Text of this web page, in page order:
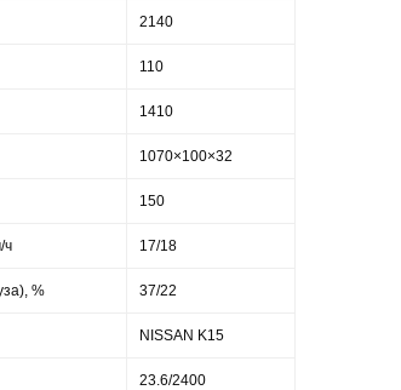
2140
110
1410
1070×100×32
150
ч 17/18
% 37/22
NISSAN K15
23.6/2400